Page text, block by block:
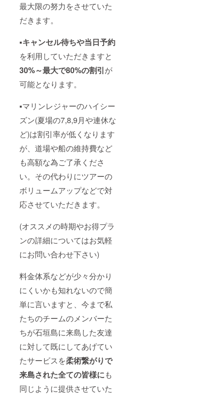
最大限の努力をさせていた
だきます。
▪キャンセル待ちや当日予約
を利用していただきますと
30%～最大で80%の割引が
可能となります。
▪マリンレジャーのハイシー
ズン(夏場の7,8,9月や連休な
ど)は割引率が低くなります
が、道場や船の維持費など
も高額な為ご了承くださ
い。その代わりにツアーの
ボリュームアップなどで対
応させていただきます。
(オススメの時期やお得プラ
ンの詳細についてはお気軽
にお問い合わせ下さい)
料金体系などが少々分かり
にくいかも知れないので簡
単に言いますと、今まで私
たちのチームのメンバーた
ちが石垣島に来島した友達
に対して既にしてあげてい
たサービスを柔術繋がりで
来島された全ての皆様にも
同じように提供させていた